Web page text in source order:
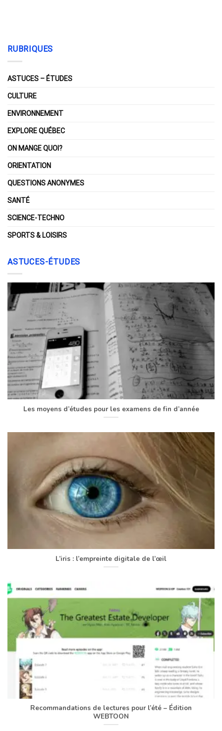
RUBRIQUES
ASTUCES – ÉTUDES
CULTURE
ENVIRONNEMENT
EXPLORE QUÉBEC
ON MANGE QUOI?
ORIENTATION
QUESTIONS ANONYMES
SANTÉ
SCIENCE-TECHNO
SPORTS & LOISIRS
ASTUCES-ÉTUDES
Les moyens d’études pour les examens de fin d’année
L’iris : l’empreinte digitale de l’œil
Recommandations de lectures pour l’été – Édition
WEBTOON